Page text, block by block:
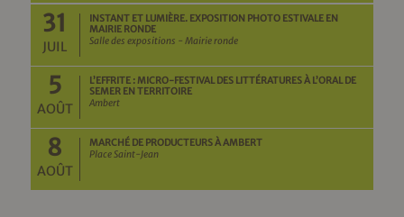
31
JUIL
INSTANT ET LUMIÈRE. EXPOSITION PHOTO ESTIVALE EN
MAIRIE RONDE
Salle des expositions - Mairie ronde
5
AOÛT
L’EFFRITE : MICRO-FESTIVAL DES LITTÉRATURES À L’ORAL DE
SEMER EN TERRITOIRE
Ambert
8
AOÛT
MARCHÉ DE PRODUCTEURS À AMBERT
Place Saint-Jean